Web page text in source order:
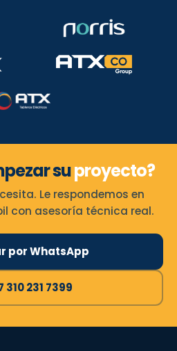
suproyecto?
Le respondemos en
con asesoría técnica real.
por WhatsApp
310 231 7399